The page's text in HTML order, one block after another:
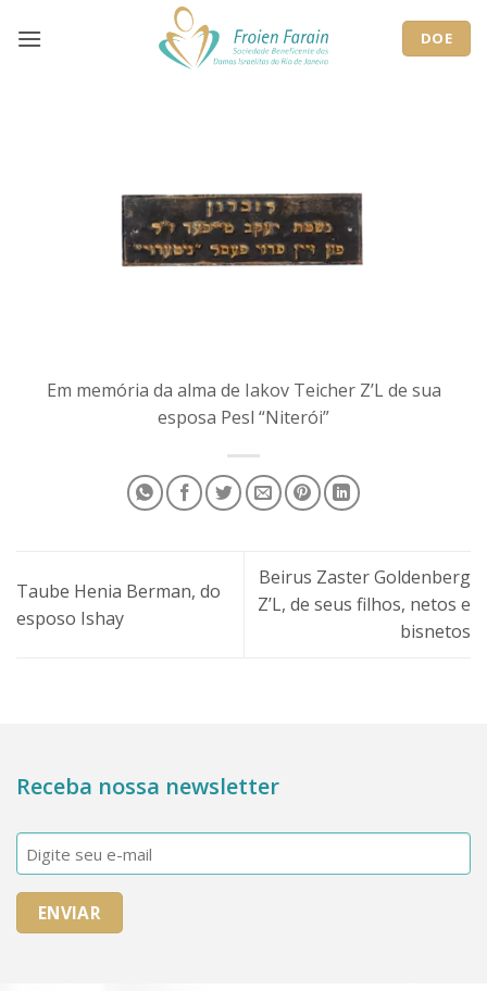
DOE
Em memória da alma de Iakov Teicher Z’L de sua
esposa Pesl “Niterói”
Taube Henia Berman, do
esposo Ishay
Beirus Zaster Goldenberg
Z’L, de seus filhos, netos e
bisnetos
Receba nossa newsletter
E-
mail
(obrigatório)